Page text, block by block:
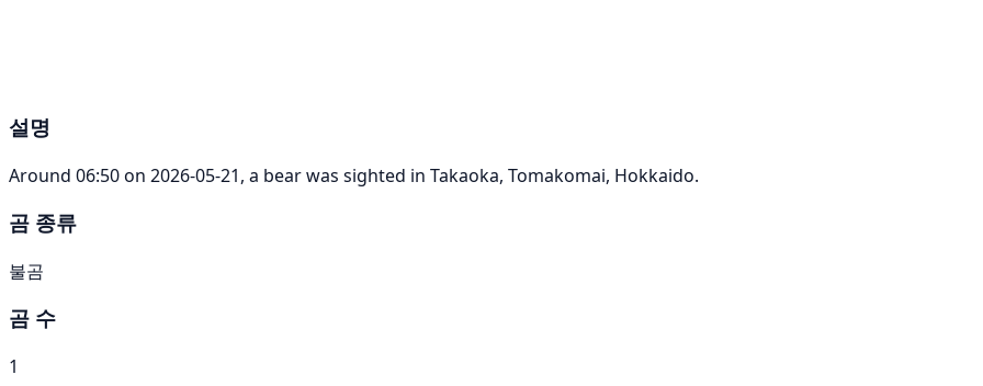
설명
Around 06:50 on 2026-05-21, a bear was sighted in Takaoka, Tomakomai, Hokkaido.
곰 종류
불곰
곰 수
1